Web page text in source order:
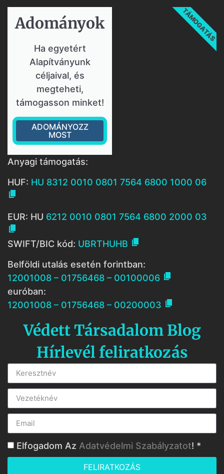
Adományok​
Ha egyetért
Alapítványunk
céljaival, és
megteheti,
támogasson minket!
ADOMÁNYOZZ
MOST
TÁMOGATÁS
Anyagi támogatás:
HUF: HU 8312 0010 0801 7564 6800 1000 06

EUR: HU 6212 0010 0801 7564 6800 2000 03

SWIFT/BIC kód: UBRTHUHB 
Belföldi utalás esetén forintban:
12001008 – 01756468 – 00100006 
euróban:
12001008 – 01756468 – 00200003 
Védett Társadalom Blog
Hírlevél feliratkozás
Elfogadom Az Adatvédelmi Szabályzatot! *
FELIRATKOZÁS